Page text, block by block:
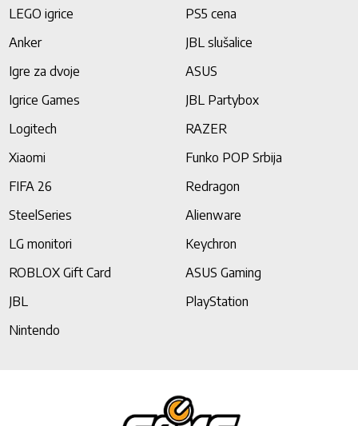
LEGO igrice
PS5 cena
Anker
JBL slušalice
Igre za dvoje
ASUS
Igrice Games
JBL Partybox
Logitech
RAZER
Xiaomi
Funko POP Srbija
FIFA 26
Redragon
SteelSeries
Alienware
LG monitori
Keychron
ROBLOX Gift Card
ASUS Gaming
JBL
PlayStation
Nintendo